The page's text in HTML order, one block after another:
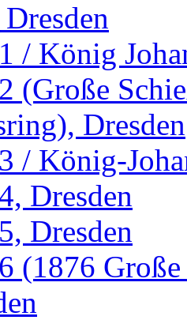
/ König
(Große
Dresden
/ König-
Dresden
Dresden
(1876